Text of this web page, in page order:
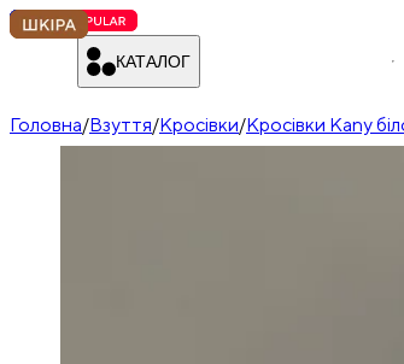
КАТАЛОГ
Головна/Взуття/Кросівки/Кросівки Kany